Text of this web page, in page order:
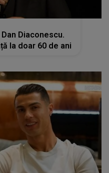
Diaconescu.
la doar 60 de ani